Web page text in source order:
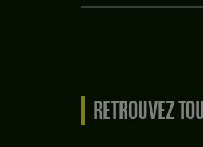
RETROUVEZ